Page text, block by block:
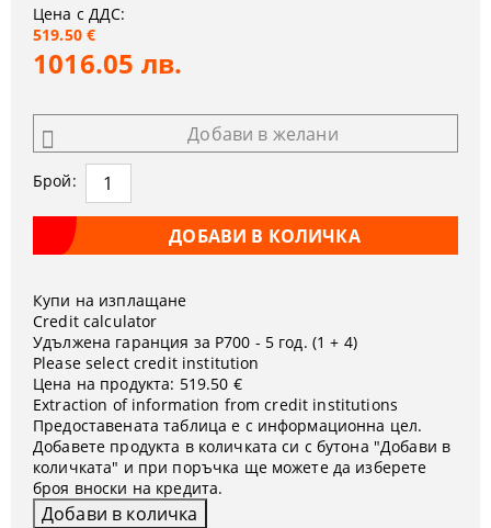
Цена с ДДС:
519.50 €
1016.05 лв.
Добави в желани
Брой:
Купи на изплащане
Credit calculator
Удължена гаранция за P700 - 5 год. (1 + 4)
Please select credit institution
Цена на продукта: 519.50 €
Extraction of information from credit institutions
Предоставената таблица е с информационна цел.
Добавете продукта в количката си с бутона "Добави в
количката" и при поръчка ще можете да изберете
броя вноски на кредита.